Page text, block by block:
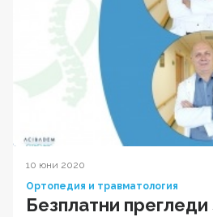
10 юни 2020
Ортопедия и травматология
Безплатни